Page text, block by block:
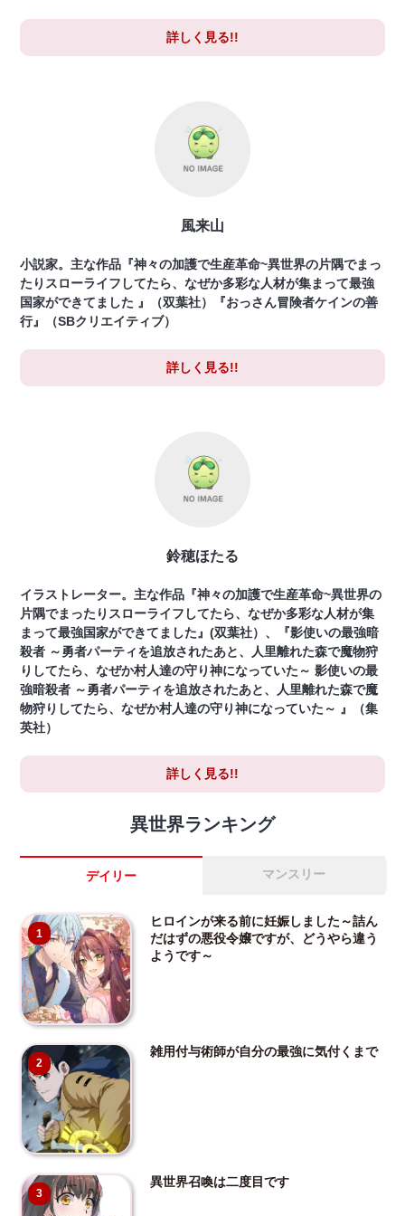
詳しく見る!!
風来山
小説家。主な作品『神々の加護で生産革命~異世界の片隅でまっ
たりスローライフしてたら、なぜか多彩な人材が集まって最強
国家ができてました 』（双葉社）『おっさん冒険者ケインの善
行』（SBクリエイティブ）
詳しく見る!!
鈴穂ほたる
イラストレーター。主な作品『神々の加護で生産革命~異世界の
片隅でまったりスローライフしてたら、なぜか多彩な人材が集
まって最強国家ができてました』(双葉社）、『影使いの最強暗
殺者 ～勇者パーティを追放されたあと、人里離れた森で魔物狩
りしてたら、なぜか村人達の守り神になっていた～ 影使いの最
強暗殺者 ～勇者パーティを追放されたあと、人里離れた森で魔
物狩りしてたら、なぜか村人達の守り神になっていた～ 』（集
英社）
詳しく見る!!
異世界ランキング
デイリー マンスリー
1
ヒロインが来る前に妊娠しました～詰ん
だはずの悪役令嬢ですが、どうやら違う
ようです～
2
雑用付与術師が自分の最強に気付くまで
3
異世界召喚は二度目です